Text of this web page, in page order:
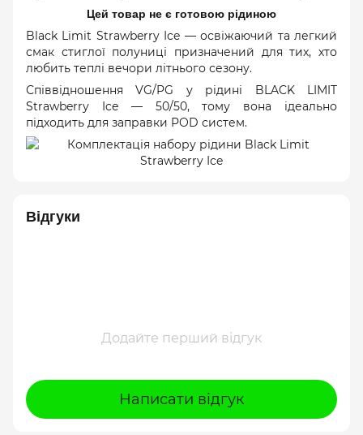
Цей товар не є готовою рідиною
Black Limit Strawberry Ice — освіжаючий та легкий
смак стиглої полуниці призначений для тих, хто
любить теплі вечори літнього сезону.
Співвідношення VG/PG у рідині BLACK LIMIT
Strawberry Ice — 50/50, тому вона ідеально
підходить для заправки POD систем.
Відгуки
Додайте перший відгук
Написати відгук